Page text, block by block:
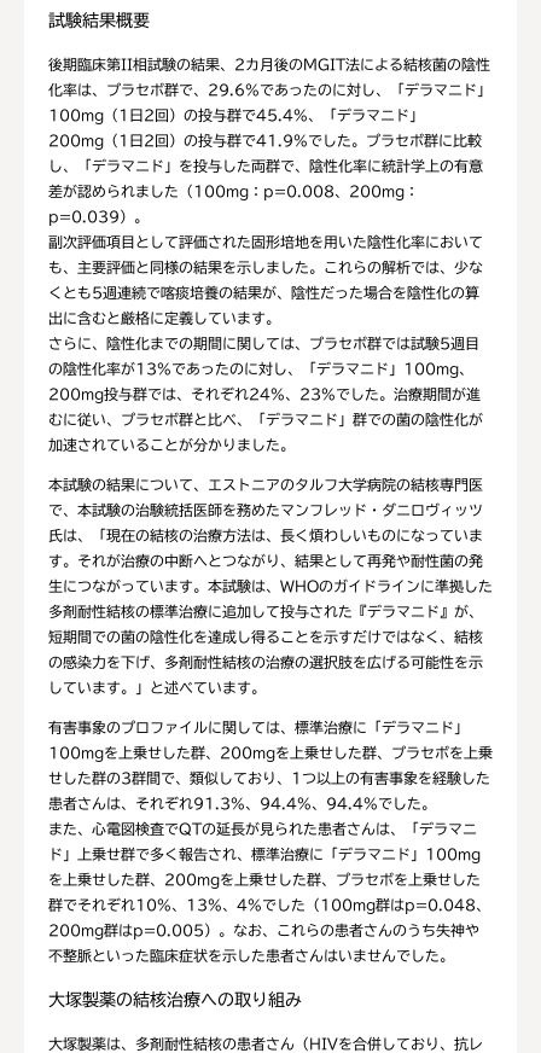
試験結果概要
後期臨床第II相試験の結果、2カ月後のMGIT法による結核菌の陰性
化率は、プラセボ群で、29.6%であったのに対し、「デラマニド」
100mg（1日2回）の投与群で45.4%、「デラマニド」
200mg（1日2回）の投与群で41.9%でした。プラセボ群に比較
し、「デラマニド」を投与した両群で、陰性化率に統計学上の有意
差が認められました（100mg：p=0.008、200mg：
p=0.039）。
副次評価項目として評価された固形培地を用いた陰性化率において
も、主要評価と同様の結果を示しました。これらの解析では、少な
くとも5週連続で喀痰培養の結果が、陰性だった場合を陰性化の算
出に含むと厳格に定義しています。
さらに、陰性化までの期間に関しては、プラセボ群では試験5週目
の陰性化率が13%であったのに対し、「デラマニド」100mg、
200mg投与群では、それぞれ24%、23%でした。治療期間が進
むに従い、プラセボ群と比べ、「デラマニド」群での菌の陰性化が
加速されていることが分かりました。
本試験の結果について、エストニアのタルフ大学病院の結核専門医
で、本試験の治験統括医師を務めたマンフレッド・ダニロヴィッツ
氏は、「現在の結核の治療方法は、長く煩わしいものになっていま
す。それが治療の中断へとつながり、結果として再発や耐性菌の発
生につながっています。本試験は、WHOのガイドラインに準拠した
多剤耐性結核の標準治療に追加して投与された『デラマニド』が、
短期間での菌の陰性化を達成し得ることを示すだけではなく、結核
の感染力を下げ、多剤耐性結核の治療の選択肢を広げる可能性を示
しています。」と述べています。
有害事象のプロファイルに関しては、標準治療に「デラマニド」
100mgを上乗せした群、200mgを上乗せした群、プラセボを上乗
せした群の3群間で、類似しており、1つ以上の有害事象を経験した
患者さんは、それぞれ91.3%、94.4%、94.4%でした。
また、心電図検査でQTの延長が見られた患者さんは、「デラマニ
ド」上乗せ群で多く報告され、標準治療に「デラマニド」100mg
を上乗せした群、200mgを上乗せした群、プラセボを上乗せした
群でそれぞれ10%、13%、4%でした（100mg群はp=0.048、
200mg群はp=0.005）。なお、これらの患者さんのうち失神や
不整脈といった臨床症状を示した患者さんはいませんでした。
大塚製薬の結核治療への取り組み
大塚製薬は、多剤耐性結核の患者さん（HIVを合併しており、抗レ